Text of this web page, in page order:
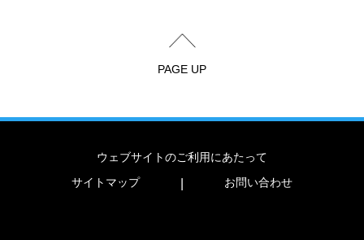
PAGE UP
ウェブサイトのご利用にあたって
サイトマップ
お問い合わせ